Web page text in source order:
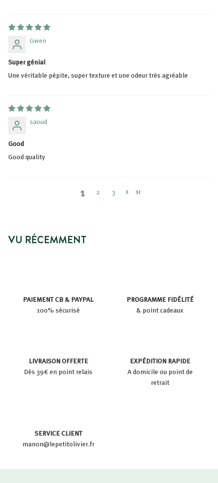
Gwen
Super génial
Une véritable pépite, super texture et une odeur très agréable
saoud
Good
Good quality
1 2 3
VU RÉCEMMENT
PAIEMENT CB & PAYPAL
100% sécurisé
PROGRAMME FIDÉLITÉ
& point cadeaux
LIVRAISON OFFERTE
Dès 39€ en point relais
EXPÉDITION RAPIDE
A domicile ou point de
retrait
SERVICE CLIENT
manon@lepetitolivier.fr